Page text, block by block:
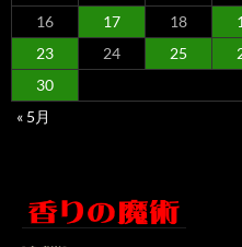
16
17 18
23
24 25
30
« 5月